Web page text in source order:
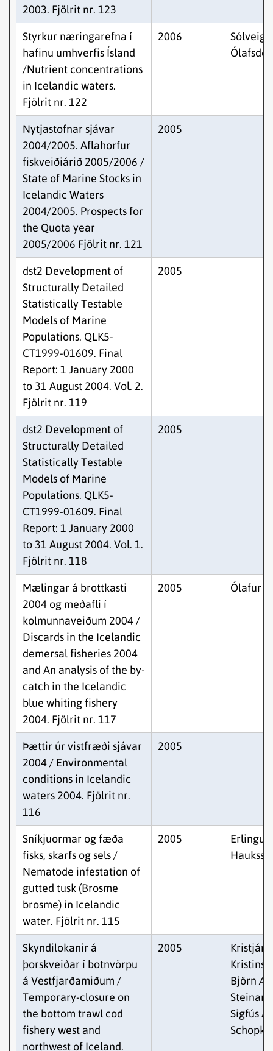
2003. Fjölrit nr. 123
Styrkur næringarefna í
hafinu umhverfis Ísland
/Nutrient concentrations
in Icelandic waters.
Fjölrit nr. 122
2006
Sólveig
Nytjastofnar sjávar
2004/2005. Aflahorfur
fiskveiðiárið 2005/2006 /
State of Marine Stocks in
Icelandic Waters
2004/2005. Prospects for
the Quota year
2005/2006 Fjölrit nr. 121
2005
dst2 Development of
Structurally Detailed
Statistically Testable
Models of Marine
Populations. QLK5-
CT1999-01609. Final
Report: 1 January 2000
to 31 August 2004. Vol. 2.
Fjölrit nr. 119
2005
dst2 Development of
Structurally Detailed
Statistically Testable
Models of Marine
Populations. QLK5-
CT1999-01609. Final
Report: 1 January 2000
to 31 August 2004. Vol. 1.
Fjölrit nr. 118
2005
Mælingar á brottkasti
2004 og meðafli í
kolmunnaveiðum 2004 /
Discards in the Icelandic
demersal fisheries 2004
and An analysis of the by-
catch in the Icelandic
blue whiting fishery
2004. Fjölrit nr. 117
2005 Ólafur
Þættir úr vistfræði sjávar
2004 / Environmental
conditions in Icelandic
waters 2004. Fjölrit nr.
116
2005
Sníkjuormar og fæða
fisks, skarfs og sels /
Nematode infestation of
gutted tusk (Brosme
brosme) in Icelandic
water. Fjölrit nr. 115
2005
Erlingur
Skyndilokanir á
þorskveiðar í botnvörpu
á Vestfjarðamiðum /
Temporary-closure on
the bottom trawl cod
fishery west and
northwest of Iceland.
2005
Kristján
Björn
Sigfús A.
Schopka